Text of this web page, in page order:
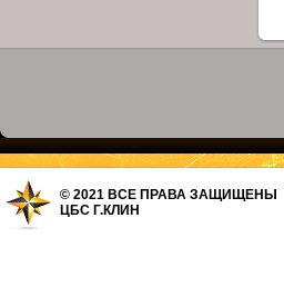
© 2021 ВСЕ ПРАВА ЗАЩИЩЕНЫ
ЦБС Г.КЛИН